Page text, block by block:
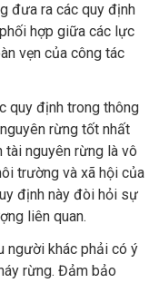
đưa ra các quy định
hợp giữa các lực
vẹn của công tác
quy định trong thông
rừng tốt nhất
tài nguyên rừng là vô
trường và xã hội của
định này đòi hỏi sự
liên quan.
người khác phải có ý
rừng. Đảm bảo